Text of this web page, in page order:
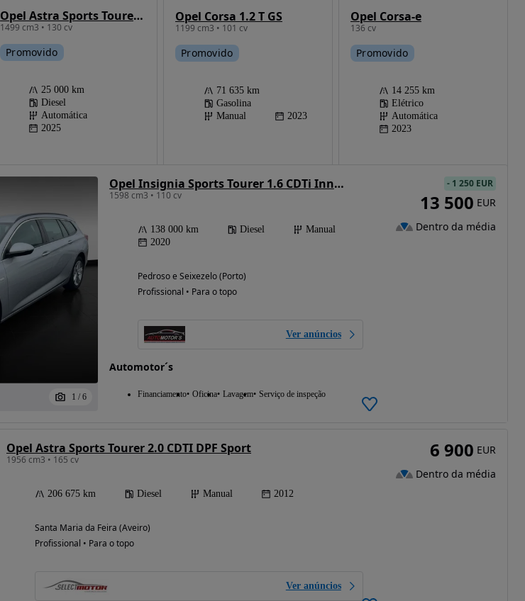
Opel Astra Sports Tourer 1.5 D GS Aut.
1499 cm3 • 130 cv
Promovido
25 000 km
Diesel
Automática
2025
Opel Corsa 1.2 T GS
1199 cm3 • 101 cv
Promovido
71 635 km
Gasolina
Manual
2023
Opel Corsa-e
136 cv
Promovido
14 255 km
Elétrico
Automática
2023
1 / 6
Opel Insignia Sports Tourer 1.6 CDTi Innovation
1598 cm3 • 110 cv
138 000 km Diesel
Manual
2020
Pedroso e Seixezelo (Porto)
Profissional • Para o topo
Ver anúncios
Automotor´s
Financiamento Oficina Lavagem Serviço de inspeção
- 1 250 EUR
13 500 EUR
Dentro da média
Opel Astra Sports Tourer 2.0 CDTI DPF Sport
1956 cm3 • 165 cv
206 675 km Diesel Manual 2012
Santa Maria da Feira (Aveiro)
Profissional • Para o topo
Ver anúncios
6 900 EUR
Dentro da média